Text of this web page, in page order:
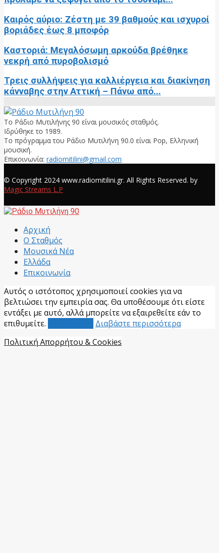
Καιρός αύριο: Ζέστη με 39 βαθμούς και ισχυροί
βοριάδες έως 8 μποφόρ
Καστοριά: Μεγαλόσωμη αρκούδα βρέθηκε
νεκρή από πυροβολισμό
Τρεις συλλήψεις για καλλιέργεια και διακίνηση
κάνναβης στην Αττική – Πάνω από...
Το Ράδιο Μυτιλήνης 90 είναι μουσικός σταθμός.
Ιδρύθηκε το 1989.
Το πρόγραμμα του Ράδιο Μυτιλήνη 90.0 είναι Pop, Ελληνική
μουσική.
Επικοινωνία: radiomitilini@gmail.com
© Copyright 2024 www.radiomitilini.gr. All Rights Reserved. by
Magic Streams L.P
Αρχική
Ο Σταθμός
Μουσικά Νέα
Ελλάδα
Επικοινωνία
Αυτός ο ιστότοπος χρησιμοποιεί cookies για να
βελτιώσει την εμπειρία σας. Θα υποθέσουμε ότι είστε
εντάξει με αυτό, αλλά μπορείτε να εξαιρεθείτε εάν το
επιθυμείτε.
Διαβάστε περισσότερα
Πολιτική Απορρήτου & Cookies